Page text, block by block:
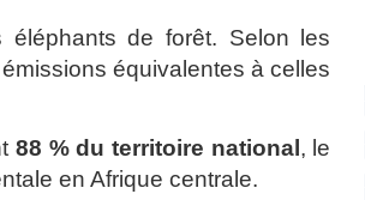
éléphants de forêt. Selon les
équivalentes à celles
88 % du territoire national , le
en Afrique centrale.